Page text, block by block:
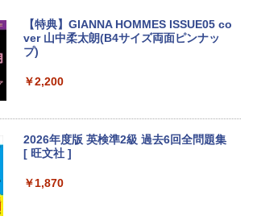
【マラソンP5倍/10%オフクーポン】中古
ノートパソコン HP ProBook 450 G7 第
10世代 Core i5 メモリ16GB SSD256GB
チ Windows 11 Pro 送料無料 保証付き
コン 中古 ノートパソコン Office付き 特
[台数限定★特別価格] デスクトップパソ
コン ★店長おまかせ 最新 Windows11
第六世代 Corei3 第七世代 第八世代 Core
USB3.0 DVDドライブ 富士通/NEC/DEL
￥9,980
モニター 27インチ hdmi PCモニター 10
0Hz 27型 1ソコンモニター ディスプレイ
フルHD FHD VAパネル 非光沢 スリムベ
ム取付可 アイリスオーヤマ LUCA 液晶デ
￥14,800
【16%OFF！8/11 1:59まで】AOPEN ゲ
【特典】GIANNA HOMMES ISSUE05 co
ver 山中柔太朗(B4サイズ両面ピンナッ
プ)
￥2,200
2026年度版 英検準2級 過去6回全問題集
[ 旺文社 ]
￥1,870